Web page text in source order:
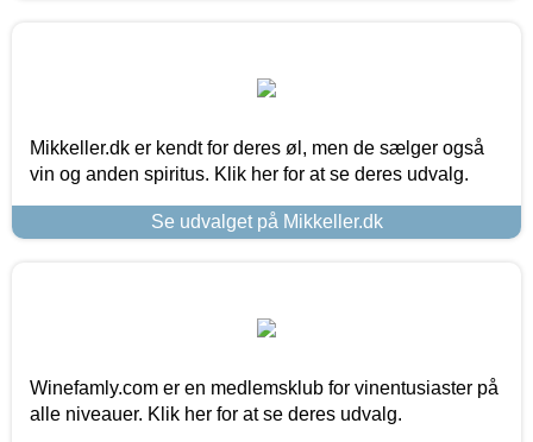
Mikkeller.dk er kendt for deres øl, men de sælger også
vin og anden spiritus. Klik her for at se deres udvalg.
Se udvalget på Mikkeller.dk
Winefamly.com er en medlemsklub for vinentusiaster på
alle niveauer. Klik her for at se deres udvalg.